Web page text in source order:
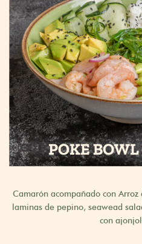
Camarón acompañado con
laminas de pepino, seawead
con